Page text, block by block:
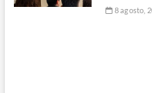
8 agosto,